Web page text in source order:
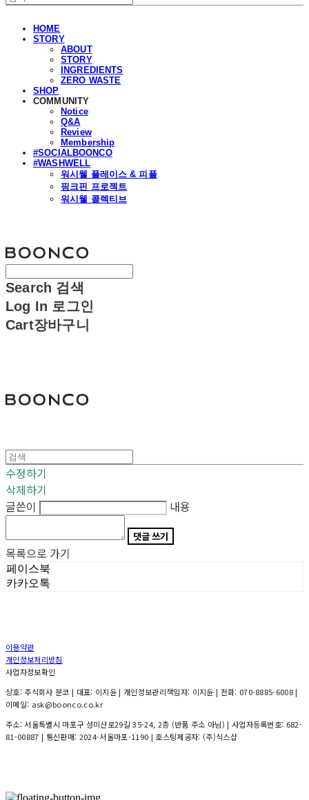
HOME
STORY
ABOUT
STORY
INGREDIENTS
ZERO WASTE
SHOP
COMMUNITY
Notice
Q&A
Review
Membership
#SOCIALBOONCO
#WASHWELL
워시웰 플레이스 & 피플
핑크핀 프로젝트
워시웰 콜렉티브
Search 검색
Log In 로그인
Cart장바구니
수정하기
삭제하기
글쓴이
내용
댓글 쓰기
목록으로 가기
페이스북
카카오톡
이용약관
개인정보처리방침
사업자정보확인
상호: 주식회사 분코 | 대표: 이지윤 | 개인정보관리책임자: 이지윤 | 전화: 070-8885-6008 |
이메일: ask@boonco.co.kr
주소: 서울특별시 마포구 성미산로29길 35-24, 2층 (반품 주소 아님) | 사업자등록번호: 682-
81-00887 | 통신판매: 2024-서울마포-1190 | 호스팅제공자: (주)식스샵